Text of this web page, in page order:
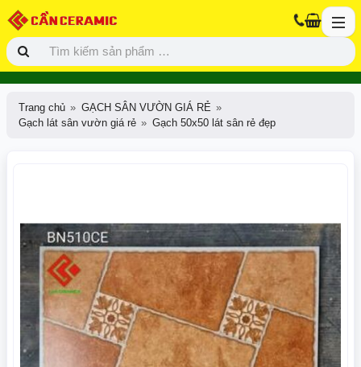
Trang chủ
GẠCH SÂN VƯỜN GIÁ RẺ
Gạch lát sân vườn giá rẻ
Gạch 50x50 lát sân rẻ đẹp